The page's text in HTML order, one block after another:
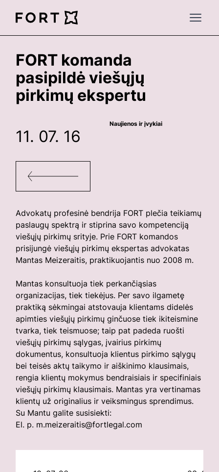
FortLegal
Open
FORT komanda
pasipildė viešųjų
pirkimų ekspertu
Naujienos ir įvykiai
11. 07. 16
Advokatų profesinė bendrija FORT plečia teikiamų
paslaugų spektrą ir stiprina savo kompetenciją
viešųjų pirkimų srityje. Prie FORT komandos
prisijungė viešųjų pirkimų ekspertas advokatas
Mantas Meizeraitis, praktikuojantis nuo 2008 m.
Mantas konsultuoja tiek perkančiąsias
organizacijas, tiek tiekėjus. Per savo ilgametę
praktiką sėkmingai atstovauja klientams didelės
apimties viešųjų pirkimų ginčuose tiek ikiteismine
tvarka, tiek teismuose; taip pat padeda ruošti
viešųjų pirkimų sąlygas, įvairius pirkimų
dokumentus, konsultuoja klientus pirkimo sąlygų
bei teisės aktų taikymo ir aiškinimo klausimais,
rengia klientų mokymus bendraisiais ir specifiniais
viešųjų pirkimų klausimais. Mantas yra vertinamas
klientų už originalius ir veiksmingus sprendimus.
Su Mantu galite susisiekti:
El. p. m.meizeraitis@fortlegal.com